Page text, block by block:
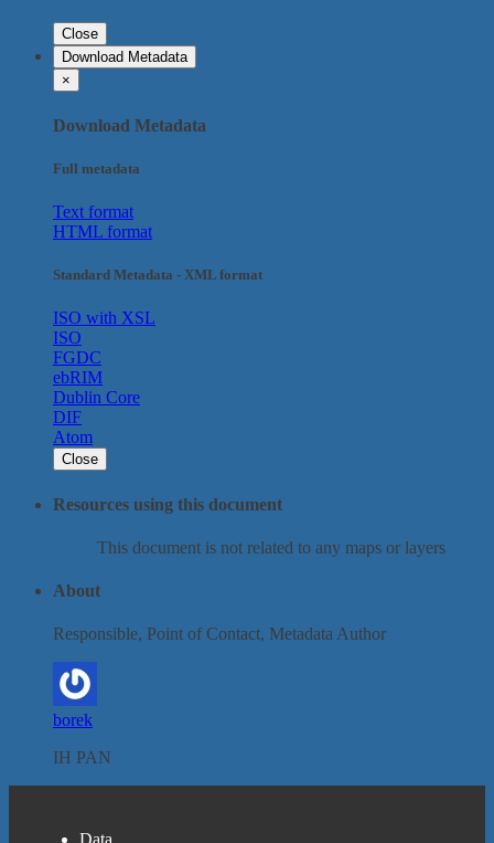
Close
Download Metadata
×
Download Metadata
Full metadata
Text format
HTML format
Standard Metadata - XML format
ISO with XSL
ISO
FGDC
ebRIM
Dublin Core
DIF
Atom
Close
Resources using this document
This document is not related to any maps or layers
About
Responsible, Point of Contact, Metadata Author
borek
IH PAN